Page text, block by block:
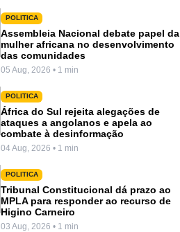
POLITICA
Assembleia Nacional debate papel da
mulher africana no desenvolvimento
das comunidades
05 Aug, 2026 • 1 min
POLITICA
África do Sul rejeita alegações de
ataques a angolanos e apela ao
combate à desinformação
04 Aug, 2026 • 1 min
POLITICA
Tribunal Constitucional dá prazo ao
MPLA para responder ao recurso de
Higino Carneiro
03 Aug, 2026 • 1 min